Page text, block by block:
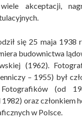
akceptacji,
się 25 maja 1938
budownictwa
(1962).
– 1955) był
(od
1982) oraz członkiem
w Polsce.